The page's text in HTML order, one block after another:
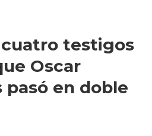
testigos
Oscar
pasó en doble